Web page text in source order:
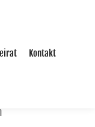
Kontakt